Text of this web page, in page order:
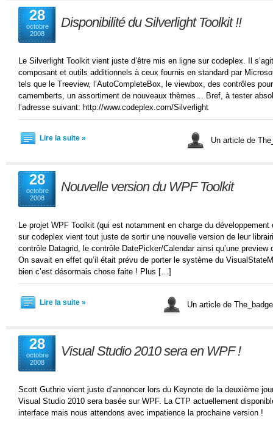
28
octobre
2008
Disponibilité du Silverlight Toolkit !!
Le Silverlight Toolkit vient juste d’être mis en ligne sur codeplex. Il
composant et outils additionnels à ceux fournis en standard par
tels que le Treeview, l’AutoCompleteBox, le viewbox, des contrôles
camemberts, un assortiment de nouveaux thèmes… Bref, à tester
l’adresse suivant: http://www.codeplex.com/Silverlight
Lire la suite » Un article de
28
octobre
2008
Nouvelle version du WPF Toolkit
Le projet WPF Toolkit (qui est notamment en charge du
sur codeplex vient tout juste de sortir une nouvelle version de leur
contrôle Datagrid, le contrôle DatePicker/Calendar ainsi qu’une
On savait en effet qu’il était prévu de porter le système du
bien c’est désormais chose faite ! Plus […]
Lire la suite » Un article de
28
octobre
2008
Visual Studio 2010 sera en WPF !
Scott Guthrie vient juste d’annoncer lors du Keynote de la deuxième
Visual Studio 2010 sera basée sur WPF. La CTP actuellement
interface mais nous attendons avec impatience la prochaine version !